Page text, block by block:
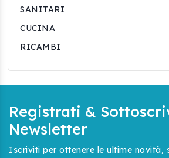
SANITARI
CUCINA
RICAMBI
Registrati &
Newsletter
Iscriviti per ottenere le ultime novità,